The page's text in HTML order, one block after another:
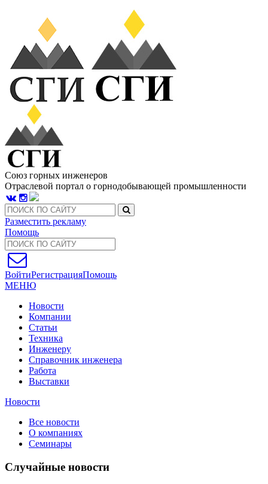
Союз горных инженеров
Отраслевой портал о горнодобывающей промышленности
Разместить рекламу
Помощь
ВойтиРегистрацияПомощь
МЕНЮ
Новости
Компании
Статьи
Техника
Инженеру
Справочник инженера
Работа
Выставки
Новости
Все новости
О компаниях
Семинары
Случайные новости